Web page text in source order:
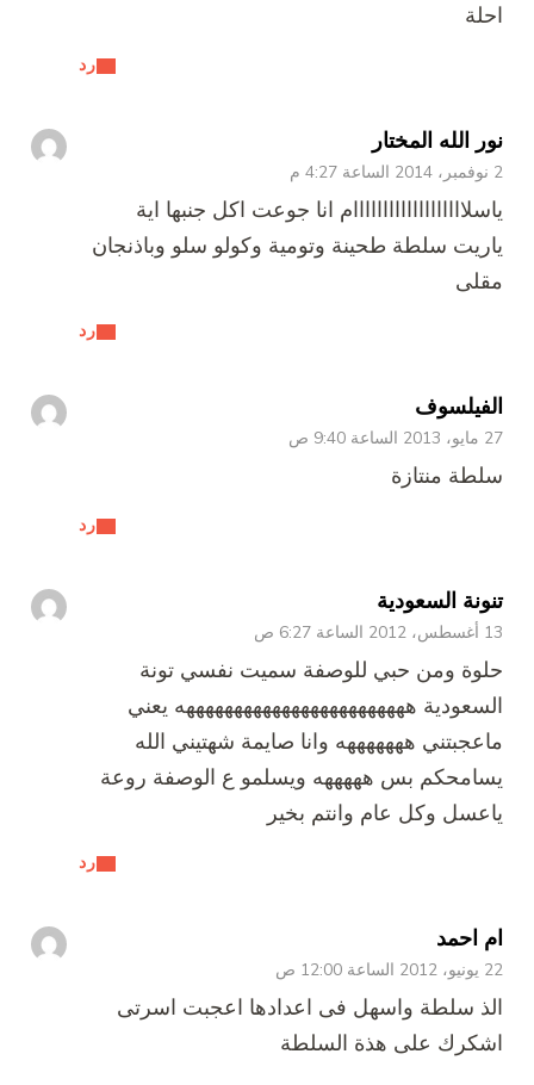
رد
احلة
نور الله المختار
2 نوفمبر، 2014 الساعة 4:27 م
رد
ياسلااااااااااااااااااام انا جوعت اكل جنبها اية
ياريت سلطة طحينة وتومية وكولو سلو وباذنجان
مقلى
الفيلسوف
27 مايو، 2013 الساعة 9:40 ص
رد
سلطة منتازة
تنونة السعودية
13 أغسطس، 2012 الساعة 6:27 ص
رد
حلوة ومن حبي للوصفة سميت نفسي تونة
السعودية ههههههههههههههههههههههههه يعني
ماعجبتني هههههههه وانا صايمة شهتيني الله
يسامحكم بس هههههه ويسلمو ع الوصفة روعة
ياعسل وكل عام وانتم بخير
ام احمد
22 يونيو، 2012 الساعة 12:00 ص
الذ سلطة واسهل فى اعدادها اعجبت اسرتى
اشكرك على هذة السلطة